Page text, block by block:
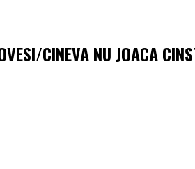
CINEVA NU JOACA